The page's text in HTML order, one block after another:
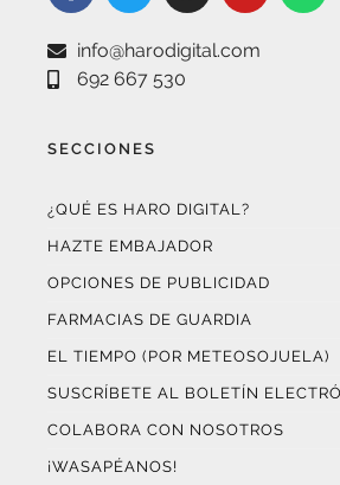
info@harodigital.com
692 667 530
SECCIONES
¿QUÉ ES HARO DIGITAL?
HAZTE EMBAJADOR
OPCIONES DE PUBLICIDAD
FARMACIAS DE GUARDIA
EL TIEMPO (POR METEOSOJUELA)
SUSCRÍBETE AL BOLETÍN
COLABORA CON NOSOTROS
¡WASAPÉANOS!